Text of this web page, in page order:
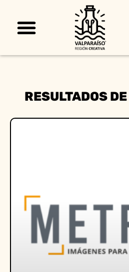
RESULTADOS